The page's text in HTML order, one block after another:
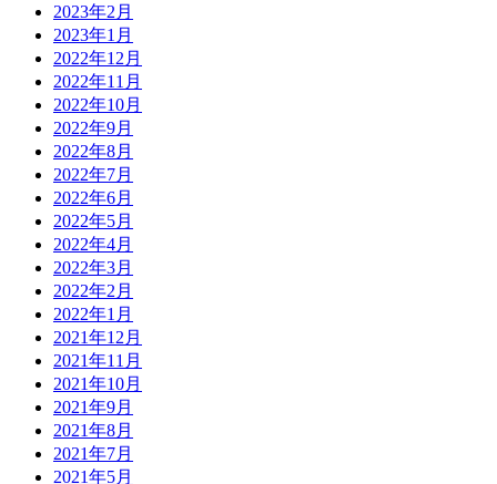
2023年2月
2023年1月
2022年12月
2022年11月
2022年10月
2022年9月
2022年8月
2022年7月
2022年6月
2022年5月
2022年4月
2022年3月
2022年2月
2022年1月
2021年12月
2021年11月
2021年10月
2021年9月
2021年8月
2021年7月
2021年5月